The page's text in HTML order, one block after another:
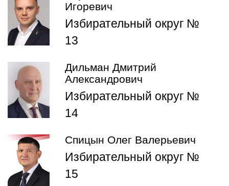
Игоревич
Избирательный округ №
13
Дильман Дмитрий
Александрович
Избирательный округ №
14
Спицын Олег Валерьевич
Избирательный округ №
15